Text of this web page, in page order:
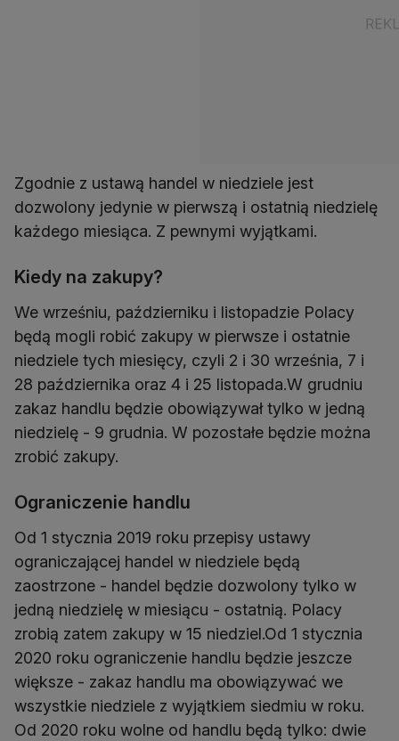
Zgodnie z ustawą handel w niedziele jest
dozwolony jedynie w pierwszą i ostatnią niedzielę
każdego miesiąca. Z pewnymi wyjątkami.
Kiedy na zakupy?
We wrześniu, październiku i listopadzie Polacy
będą mogli robić zakupy w pierwsze i ostatnie
niedziele tych miesięcy, czyli 2 i 30 września, 7 i
28 października oraz 4 i 25 listopada.W grudniu
zakaz handlu będzie obowiązywał tylko w jedną
niedzielę - 9 grudnia. W pozostałe będzie można
zrobić zakupy.
Ograniczenie handlu
Od 1 stycznia 2019 roku przepisy ustawy
ograniczającej handel w niedziele będą
zaostrzone - handel będzie dozwolony tylko w
jedną niedzielę w miesiącu - ostatnią. Polacy
zrobią zatem zakupy w 15 niedziel.Od 1 stycznia
2020 roku ograniczenie handlu będzie jeszcze
większe - zakaz handlu ma obowiązywać we
wszystkie niedziele z wyjątkiem siedmiu w roku.
Od 2020 roku wolne od handlu będą tylko: dwie